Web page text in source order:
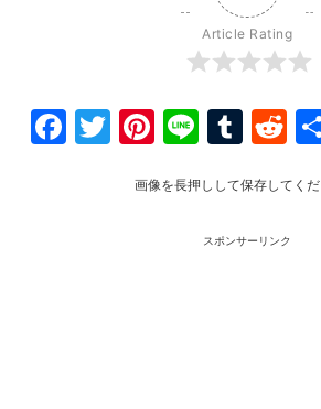
Article Rating
Facebook
Twitter
Pinterest
Line
画像を長押しして保存してくだ
スポンサーリンク